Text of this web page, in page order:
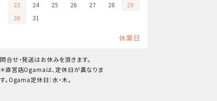
23
24 25 26 27 28
29
30
31
休業日
問合せ・発送はお休みを頂きます。
＊直営店Ogamaは、定休日が異なりま
す。Ogama定休日：水・木。